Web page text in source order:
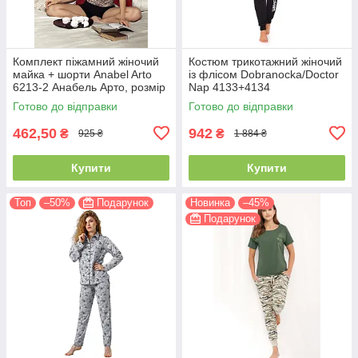
Комплект піжамний жіночий
майка + шорти Anabel Arto
6213-2 Анабель Арто, розмір
42
Готово до відправки
462,50 ₴ 925 ₴
Купити
Костюм трикотажний жіночий
із флісом Dobranocka/Doctor
Nap 4133+4134
Готово до відправки
942 ₴ 1 884 ₴
Купити
Топ –50% Подарунок Новинка
–45%
Подарунок